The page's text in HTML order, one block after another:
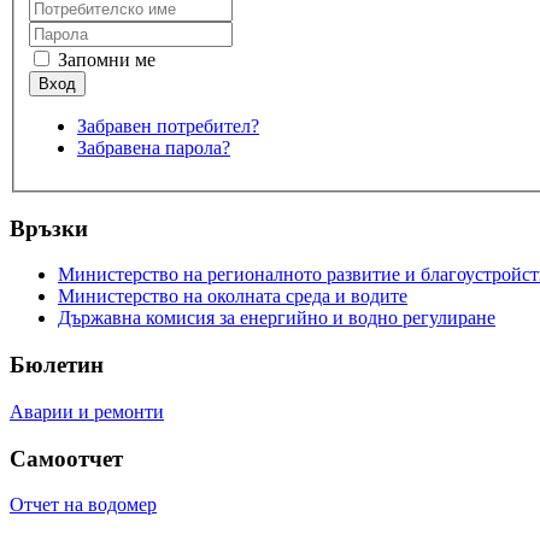
Запомни ме
Забравен потребител?
Забравена парола?
Връзки
Министерство на регионалното развитие и
Министерство на околната среда и водите
Държавна комисия за енергийно и водно регулиране
Бюлетин
Аварии и ремонти
Самоотчет
Отчет на водомер